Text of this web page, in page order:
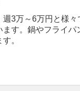
3万～6万円と様々
す。鍋やフライ
。